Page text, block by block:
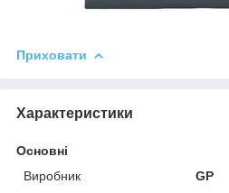
Приховати
Характеристики
Основні
Виробник
GP